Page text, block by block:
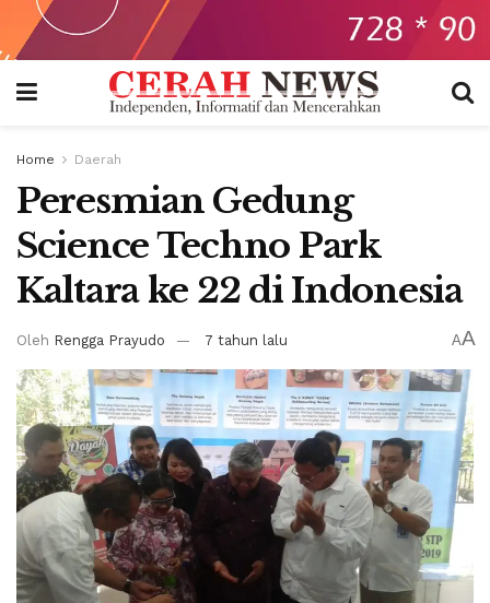
Home Daerah
Peresmian Gedung
Science Techno Park
Kaltara ke 22 di Indonesia
Oleh Rengga Prayudo 7 tahun lalu AA